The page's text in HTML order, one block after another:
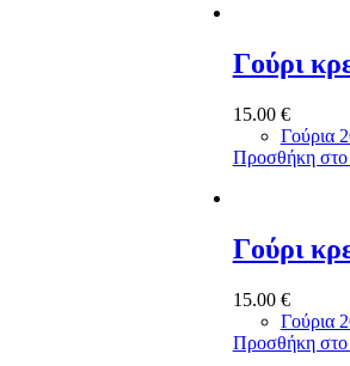
Γούρι
15.00 €
Γούρια
Προσθήκη στο
Γούρι
15.00 €
Γούρια
Προσθήκη στο